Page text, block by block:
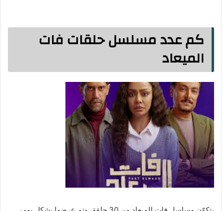
كم عدد مسلسل حلقات فات
الميعاد